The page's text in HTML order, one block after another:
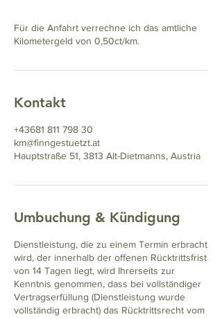
Für die Anfahrt verrechne ich das amtliche
Kilometergeld von 0,50ct/km.
Kontakt
+43681 811 798 30
km@finngestuetzt.at
Hauptstraße 51, 3813 Alt-Dietmanns, Austria
Umbuchung & Kündigung
Dienstleistung, die zu einem Termin erbracht
wird, der innerhalb der offenen Rücktrittsfrist
von 14 Tagen liegt, wird Ihrerseits zur
Kenntnis genommen, dass bei vollständiger
Vertragserfüllung (Dienstleistung wurde
vollständig erbracht) das Rücktrittsrecht vom